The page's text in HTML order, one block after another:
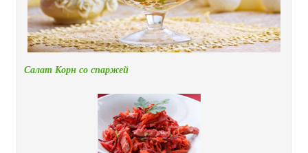
Салат Корн со спаржей